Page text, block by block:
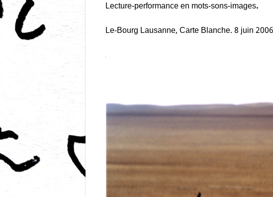
Lecture-performance en mots-sons-images.
Le-Bourg Lausanne, Carte Blanche. 8 juin 2006